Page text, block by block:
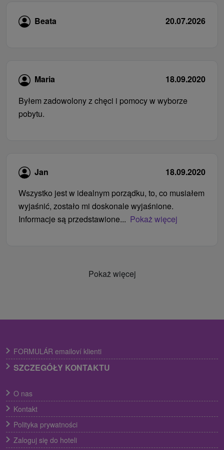
Beata 20.07.2026
Maria
18.09.2020
Byłem zadowolony z chęci i pomocy w wyborze
pobytu.
Jan
18.09.2020
Wszystko jest w idealnym porządku, to, co musiałem
wyjaśnić, zostało mi doskonale wyjaśnione.
Informacje są przedstawione... Pokaż więcej
Pokaż więcej
FORMULÁR emailoví klienti
SZCZEGÓŁY KONTAKTU
O nas
Kontakt
Polityka prywatności
Zaloguj się do hoteli